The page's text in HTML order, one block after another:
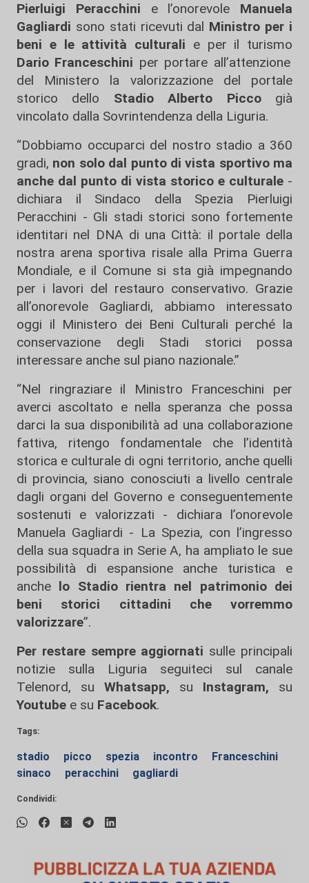
Pierluigi Peracchini e l’onorevole Manuela
Gagliardi sono stati ricevuti dal Ministro per i
beni e le attività culturali e per il turismo
Dario Franceschini per portare all’attenzione
del Ministero la valorizzazione del portale
storico dello Stadio Alberto Piccogià
vincolato dalla Sovrintendenza della Liguria.
“Dobbiamo occuparci del nostro stadio a 360
gradi, non solo dal punto di vista sportivo ma
anche dal punto di vista storico e culturale -
dichiara il Sindaco della Spezia Pierluigi
Peracchini - Gli stadi storici sono fortemente
identitari nel DNA di una Città: il portale della
nostra arena sportiva risale alla Prima Guerra
Mondiale, e il Comune si sta già impegnando
per i lavori del restauro conservativo. Grazie
all’onorevole Gagliardi, abbiamo interessato
oggi il Ministero dei Beni Culturali perché la
conservazione degli Stadi storici possa
interessare anche sul piano nazionale.”
“Nel ringraziare il Ministro Franceschini per
averci ascoltato e nella speranza che possa
darci la sua disponibilità ad una collaborazione
fattiva, ritengo fondamentale che l’identità
storica e culturale di ogni territorio, anche quelli
di provincia, siano conosciuti a livello centrale
dagli organi del Governo e conseguentemente
sostenuti e valorizzati - dichiara l’onorevole
Manuela Gagliardi - La Spezia, con l’ingresso
della sua squadra in Serie A, ha ampliato le sue
possibilità di espansione anche turistica e
anche lo Stadio rientra nel patrimonio dei
beni storici cittadini che vorremmo
valorizzare”.
Per restare sempre aggiornati sulle principali
notizie sulla Liguria seguiteci sul canale
Telenord, su
Whatsapp, su Instagram, su
Youtube e su Facebook.
Tags:
stadio picco spezia incontro
Franceschini
sinaco
peracchini gagliardi
Condividi: